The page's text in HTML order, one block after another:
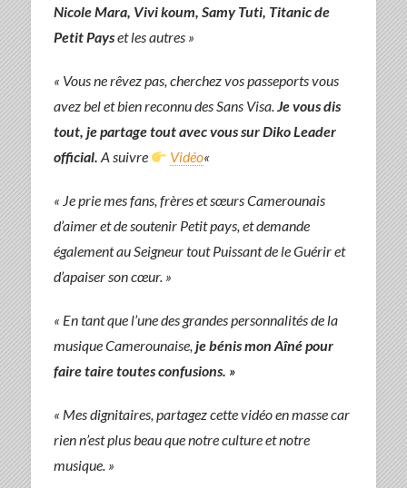
Nicole Mara, Vivi koum, Samy Tuti, Titanic de
Petit Payset les autres »
« Vous ne rêvez pas, cherchez vos passeports vous
avez bel et bien reconnu des Sans Visa.Je vous dis
tout, je partage tout avec vous sur Diko Leader
official. A suivre Vidéo«
« Je prie mes fans, frères et sœurs Camerounais
d’aimer et de soutenir Petit pays, et demande
également au Seigneur tout Puissant de le Guérir et
d’apaiser son cœur. »
« En tant que l’une des grandes personnalités de la
musique Camerounaise, jebénis mon Aîné pour
faire taire toutes confusions. »
« Mes dignitaires, partagez cette vidéo en masse car
rien n’est plus beau que notre culture et notre
musique. »